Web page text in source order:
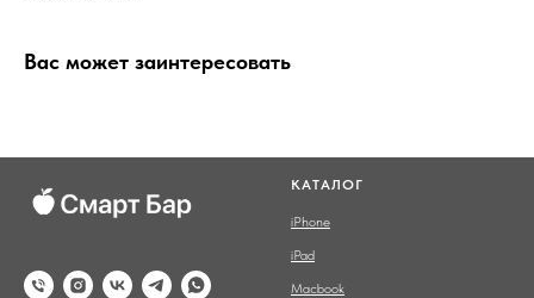
Вас может заинтересовать
КАТАЛОГ
iPhone
iPad
Macbook